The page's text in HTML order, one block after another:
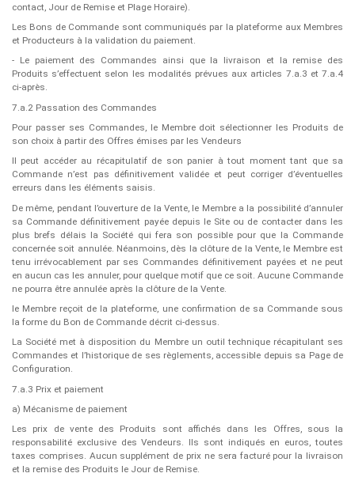
contact, Jour de Remise et Plage Horaire).
Les Bons de Commande sont communiqués par la plateforme aux Membres
et Producteurs à la validation du paiement.
- Le paiement des Commandes ainsi que la livraison et la remise des
Produits s’effectuent selon les modalités prévues aux articles 7.a.3 et 7.a.4
ci-après.
7.a.2 Passation des Commandes
Pour passer ses Commandes, le Membre doit sélectionner les Produits de
son choix à partir des Offres émises par les Vendeurs
Il peut accéder au récapitulatif de son panier à tout moment tant que sa
Commande n’est pas définitivement validée et peut corriger d’éventuelles
erreurs dans les éléments saisis.
De même, pendant l’ouverture de la Vente, le Membre a la possibilité d’annuler
sa Commande définitivement payée depuis le Site ou de contacter dans les
plus brefs délais la Société qui fera son possible pour que la Commande
concernée soit annulée. Néanmoins, dès la clôture de la Vente, le Membre est
tenu irrévocablement par ses Commandes définitivement payées et ne peut
en aucun cas les annuler, pour quelque motif que ce soit. Aucune Commande
ne pourra être annulée après la clôture de la Vente.
le Membre reçoit de la plateforme, une confirmation de sa Commande sous
la forme du Bon de Commande décrit ci-dessus.
La Société met à disposition du Membre un outil technique récapitulant ses
Commandes et l’historique de ses règlements, accessible depuis sa Page de
Configuration.
7.a.3 Prix et paiement
a) Mécanisme de paiement
Les prix de vente des Produits sont affichés dans les Offres, sous la
responsabilité exclusive des Vendeurs. Ils sont indiqués en euros, toutes
taxes comprises. Aucun supplément de prix ne sera facturé pour la livraison
et la remise des Produits le Jour de Remise.